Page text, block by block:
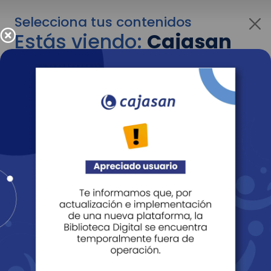
Selecciona tus contenidos
Estás viendo:Cajasan
para empresas
Para cambiar al contenido de tu interés más
adelante recuerda utilizar el menú
Entendido